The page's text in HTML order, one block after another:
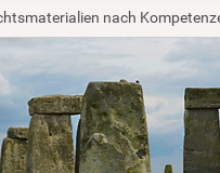
nach